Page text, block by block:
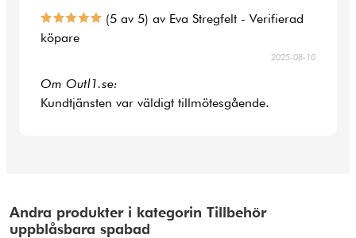
(5 av 5) av Eva Stregfelt - Verifierad
köpare
2025-08-10
Om Outl1.se:
Kundtjänsten var väldigt tillmötesgående.
Andra produkter i kategorin Tillbehör
uppblåsbara spabad